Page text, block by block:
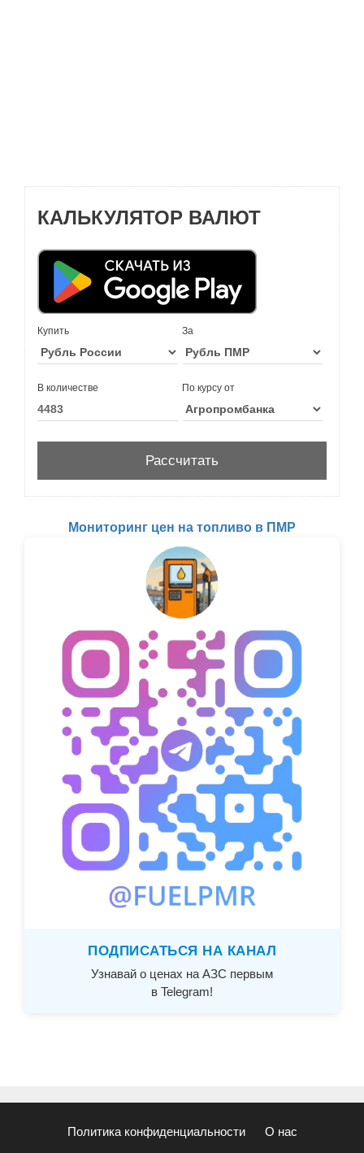
КАЛЬКУЛЯТОР ВАЛЮТ
Купить За
В количестве По курсу от
Мониторинг цен на топливо в ПМР
ПОДПИСАТЬСЯ НА КАНАЛ
Узнавай о ценах на АЗС первым
в Telegram!
Политика конфиденциальности О нас